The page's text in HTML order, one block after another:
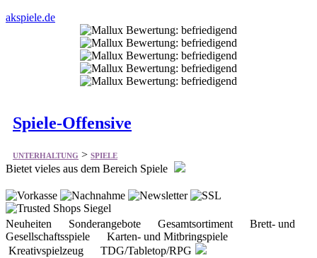
akspiele.de
Spiele-Offensive
UNTERHALTUNG > SPIELE
Bietet vieles aus dem Bereich Spiele
Neuheiten Sonderangebote Gesamtsortiment Brett- und
Gesellschaftsspiele Karten- und Mitbringspiele
Kreativspielzeug TDG/Tabletop/RPG